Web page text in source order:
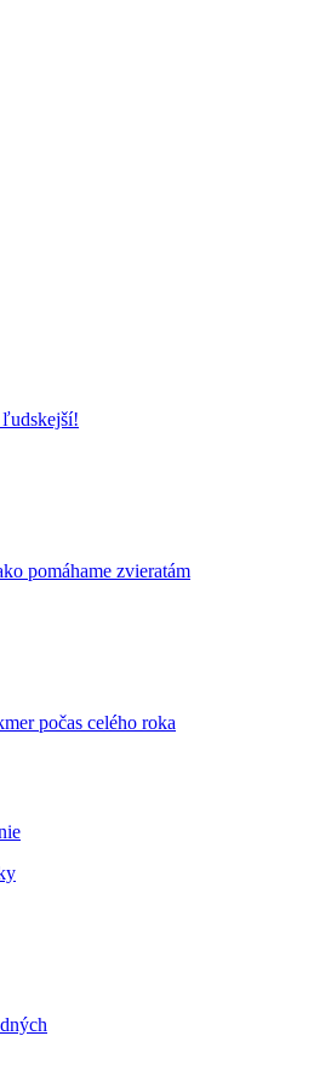
pomáhame zvieratám
počas celého roka